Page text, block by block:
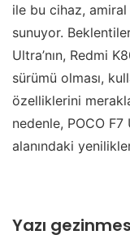
ile bu cihaz,
sunuyor.
Ultra’nın, Redmi
sürümü olması,
özelliklerini
nedenle, POCO F7
alanındaki
Yazı